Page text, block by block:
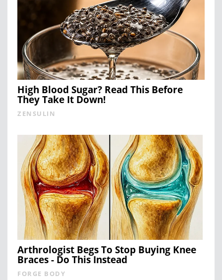
High Blood Sugar? Read This Before
They Take It Down!
ZENSULIN
Arthrologist Begs To Stop Buying Knee
Braces - Do This Instead
FORGE BODY